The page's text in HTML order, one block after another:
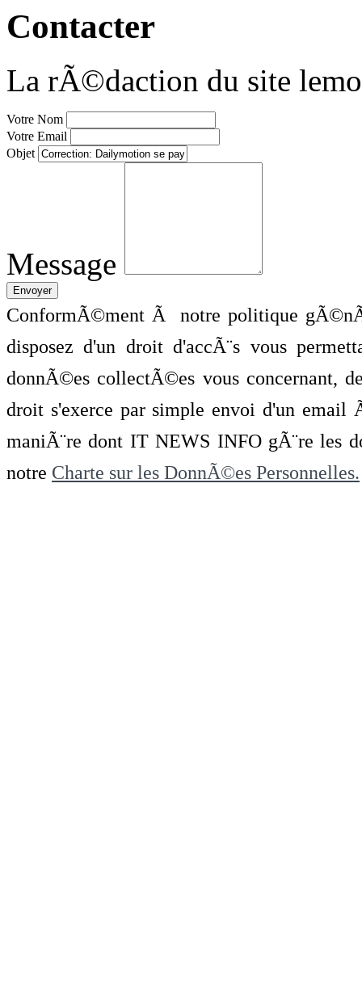
Contacter
La rÃ©daction du site
Votre Nom
Votre Email
Objet
Message
ConformÃ©ment Ã notre politique
disposez d'un droit d'accÃ¨s vous
donnÃ©es collectÃ©es vous concernant,
droit s'exerce par simple envoi d'un
maniÃ¨re dont IT NEWS INFO gÃ¨re les
notre Charte sur les DonnÃ©es Personnelles.